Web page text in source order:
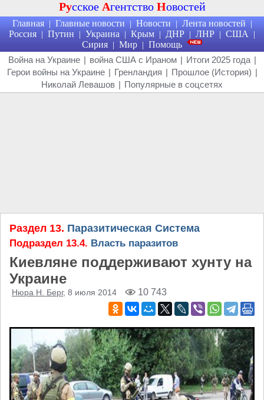
Русское Агентство Новостей
Главная | Главные новости | Новости | Лента новостей |
Россия | Путин | Украина | Крым | ДНР | ЛНР | США |
Сирия | Мир | Помощь
Война на Украине | война США с Ираном | Итоги 2025 года |
Герои войны на Украине | Гренландия | Прошлое (История) |
Николай Левашов | Популярные в соцсетях
Раздел 13. Паразитическая Система
Подраздел 13.4. Власть паразитов
Киевляне поддерживают хунту на
Украине
Нюра Н. Берг, 8 июля 2014 10 743